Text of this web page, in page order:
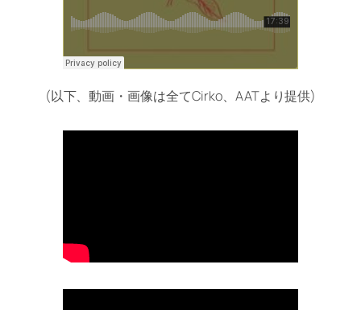
(以下、動画・画像は全てCirko、AATより提供)